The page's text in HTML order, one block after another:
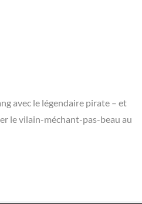
avec le légendaire pirate – et
le vilain-méchant-pas-beau au